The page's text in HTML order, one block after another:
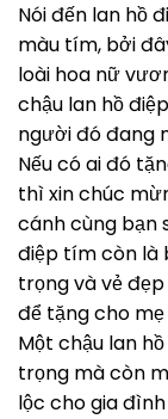
Nói đến lan hồ
màu tím, bởi
loài hoa nữ
chậu lan hồ
người đó đang
Nếu có ai đó
thì xin chúc
cánh cùng bạn
điệp tím còn là
trọng và vẻ
để tặng cho
Một chậu lan
trọng mà còn
lộc cho gia